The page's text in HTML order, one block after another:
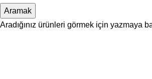
Aramak
Aradığınız ürünleri görmek için yazmaya